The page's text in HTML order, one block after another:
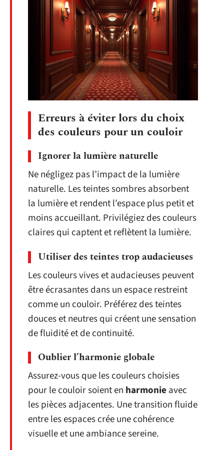
Erreurs à éviter lors du choix
des couleurs pour un couloir
Ignorer la lumière naturelle
Ne négligez pas l’impact de la lumière
naturelle. Les teintes sombres absorbent
la lumière et rendent l’espace plus petit et
moins accueillant. Privilégiez des couleurs
claires qui captent et reflètent la lumière.
Utiliser des teintes trop audacieuses
Les couleurs vives et audacieuses peuvent
être écrasantes dans un espace restreint
comme un couloir. Préférez des teintes
douces et neutres qui créent une sensation
de fluidité et de continuité.
Oublier l’harmonie globale
Assurez-vous que les couleurs choisies
pour le couloir soient en harmonie avec
les pièces adjacentes. Une transition fluide
entre les espaces crée une cohérence
visuelle et une ambiance sereine.